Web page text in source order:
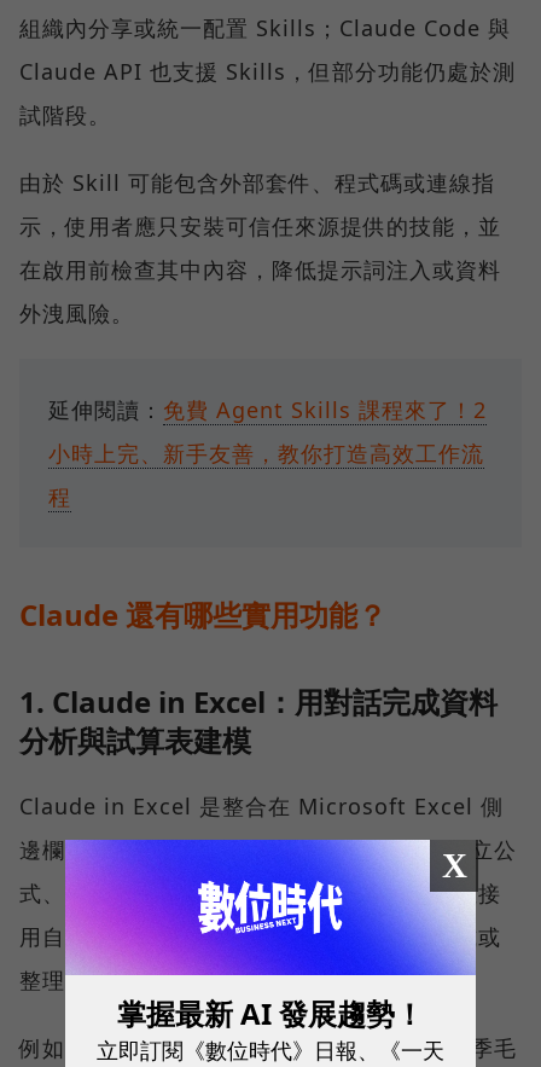
組織內分享或統一配置 Skills；Claude Code 與
Claude API 也支援 Skills，但部分功能仍處於測
試階段。
由於 Skill 可能包含外部套件、程式碼或連線指
示，使用者應只安裝可信任來源提供的技能，並
在啟用前檢查其中內容，降低提示詞注入或資料
外洩風險。
延伸閱讀： 免費 Agent Skills 課程來了！2
小時上完、新手友善，教你打造高效工作流
程
Claude 還有哪些實用功能？
1. Claude in Excel：用對話完成資料
分析與試算表建模
Claude in Excel 是整合在 Microsoft Excel 側
邊欄的 AI 助理，可協助使用者分析資料、建立公
式、製作財務模型及生成圖表。使用者可以直接
用自然語言描述需求，不必從頭手動設定公式或
整理資料。
例如，使用者可以要求 Claude「計算去年各季毛
X
掌握最新 AI 發展趨勢！
立即訂閱《數位時代》日報、《一天